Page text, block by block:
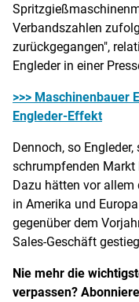
Verbandszahlen
zurückgegangen",
Engleder in einer
>>> Maschinenbauer
Engleder-Effekt
Dennoch, so
schrumpfenden
Dazu hätten vor allem
in Amerika und
gegenüber dem
Sales-Geschäft
Nie mehr die
verpassen?